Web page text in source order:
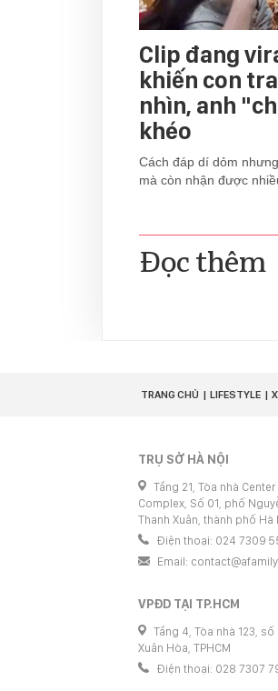
Clip đang
khiến con
nhìn, anh
khéo
Cách đáp dí dỏm
mà còn nhận được
Đọc thêm
TRANG CHỦ LIFESTYLE
TRỤ SỞ HÀ NỘI
Tầng 21, Tòa nhà
Complex, Số 01, phố
Thanh Xuân, thành phố Hà
Điện thoại: 024 7309
Email:
VPĐD TẠI TP.HCM
Tầng 4, Tòa nhà 123, số
Xuân Hòa, TPHCM
Điện thoại: 028 7307